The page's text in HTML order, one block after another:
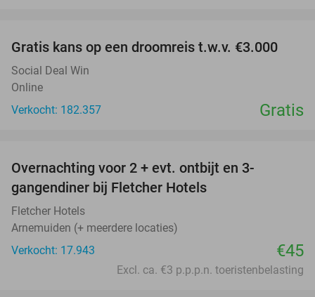
Gratis kans op een droomreis t.w.v. €3.000
Social Deal Win
Online
Verkocht: 182.357
Gratis
Overnachting voor 2 + evt. ontbijt en 3-
gangendiner bij Fletcher Hotels
Fletcher Hotels
Arnemuiden (+ meerdere locaties)
Verkocht: 17.943
€45
Excl. ca. €3 p.p.p.n. toeristenbelasting